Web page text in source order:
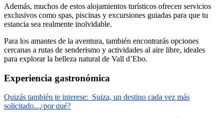
Además, muchos de estos alojamientos turísticos ofrecen servicios
exclusivos como spas, piscinas y excursiones guiadas para que tu
estancia sea realmente inolvidable.
Para los amantes de la aventura, también encontrarás opciones
cercanas a rutas de senderismo y actividades al aire libre, ideales
para explorar la belleza natural de Vall d’Ebo.
Experiencia gastronómica
Quizás también te interese: Suiza, un destino cada vez más
solicitado...¿por qué?